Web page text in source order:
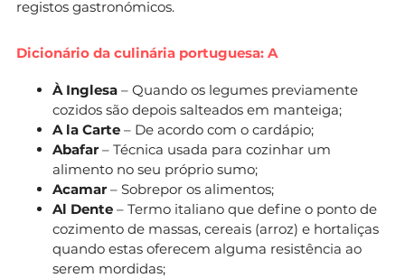
registos gastronómicos.
Dicionário da culinária portuguesa: A
À Inglesa – Quando os legumes previamente
cozidos são depois salteados em manteiga;
A la Carte – De acordo com o cardápio;
Abafar – Técnica usada para cozinhar um
alimento no seu próprio sumo;
Acamar – Sobrepor os alimentos;
Al Dente – Termo italiano que define o ponto de
cozimento de massas, cereais (arroz) e hortaliças
quando estas oferecem alguma resistência ao
serem mordidas;